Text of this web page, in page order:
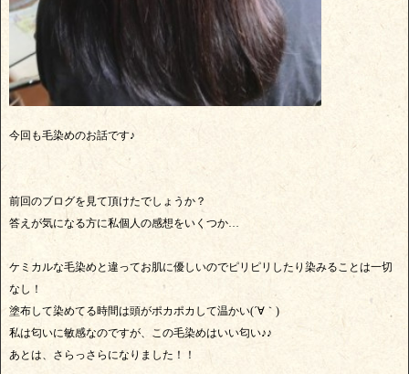
今回も毛染めのお話です♪
前回のブログを見て頂けたでしょうか？
答えが気になる方に私個人の感想をいくつか…
ケミカルな毛染めと違ってお肌に優しいのでピリピリしたり染みることは一切
なし！
塗布して染めてる時間は頭がポカポカして温かい(´∀｀)
私は匂いに敏感なのですが、この毛染めはいい匂い♪♪
あとは、さらっさらになりました！！